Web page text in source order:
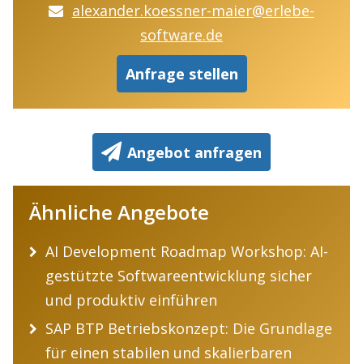
alexander.koessner-maier@erlebe-
software.de
Anfrage stellen
Angebot anfragen
Ähnliche Angebote
AI Development Roadmap Workshop: AI-
gestützte Softwareentwicklung sicher
und produktiv einführen
SAP BTP Betriebskonzept: Die Grundlage
für einen stabilen und skalierbaren